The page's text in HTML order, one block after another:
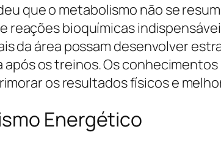
que o metabolismo não se
reações bioquímicas
da área possam desenvolver
os treinos. Os
os resultados físicos e
Energético